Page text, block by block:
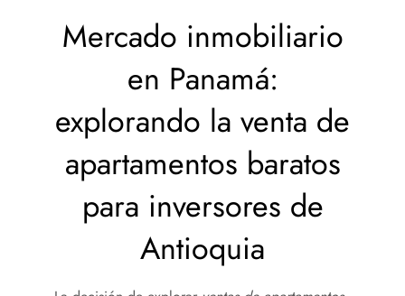
Mercado inmobiliario
en Panamá:
explorando la venta de
apartamentos baratos
para inversores de
Antioquia